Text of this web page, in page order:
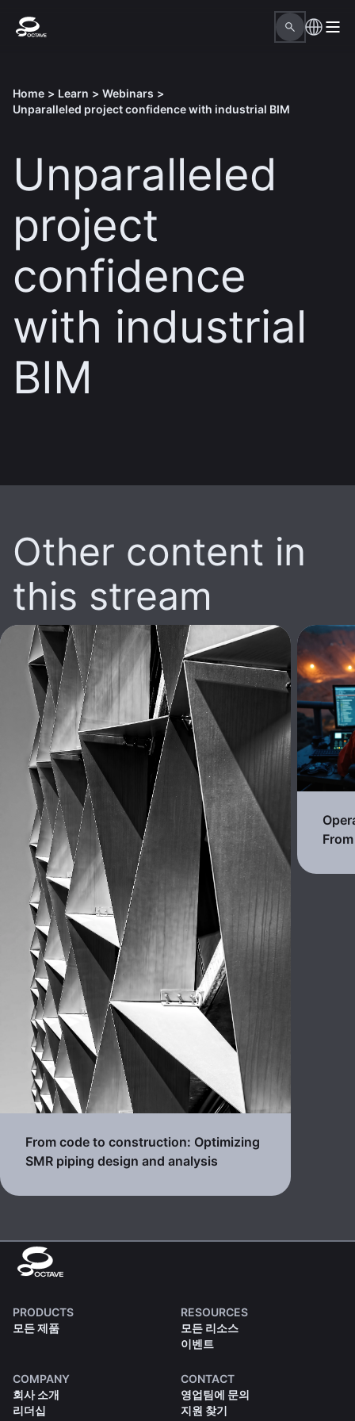
Home > Learn > Webinars >
Unparalleled project confidence with industrial BIM
Unparalleled
project
confidence
with industrial
BIM
Other content in
this stream
From code to construction: Optimizing
SMR piping design and analysis
PRODUCTS
모든 제품
RESOURCES
모든 리소스
이벤트
COMPANY
회사 소개
리더십
CONTACT
영업팀에 문의
지원 찾기